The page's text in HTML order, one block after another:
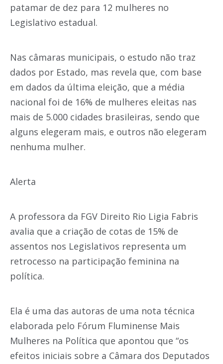
patamar de dez para 12 mulheres no
Legislativo estadual.
Nas câmaras municipais, o estudo não traz
dados por Estado, mas revela que, com base
em dados da última eleição, que a média
nacional foi de 16% de mulheres eleitas nas
mais de 5.000 cidades brasileiras, sendo que
alguns elegeram mais, e outros não elegeram
nenhuma mulher.
Alerta
A professora da FGV Direito Rio Ligia Fabris
avalia que a criação de cotas de 15% de
assentos nos Legislativos representa um
retrocesso na participação feminina na
política.
Ela é uma das autoras de uma nota técnica
elaborada pelo Fórum Fluminense Mais
Mulheres na Política que apontou que “os
efeitos iniciais sobre a Câmara dos Deputados